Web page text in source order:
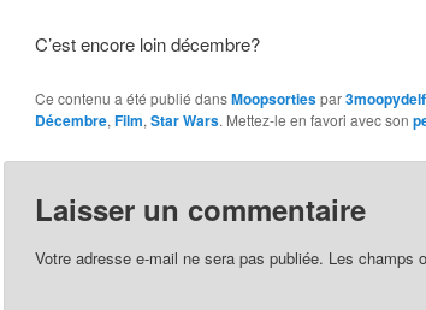
C’est encore loin décembre?
Ce contenu a été publié dansMoopsortiespar
Décembre, Film, Star Wars. Mettez-le en favori avec son
Laisser un commentaire
Votre adresse e-mail ne sera pas publiée. Les champs